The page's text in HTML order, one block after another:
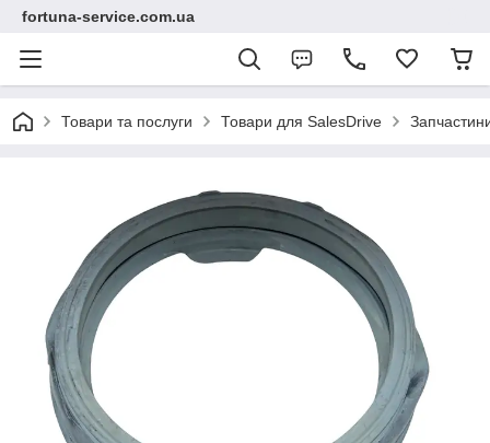
fortuna-service.com.ua
Товари та послуги Товари для SalesDrive